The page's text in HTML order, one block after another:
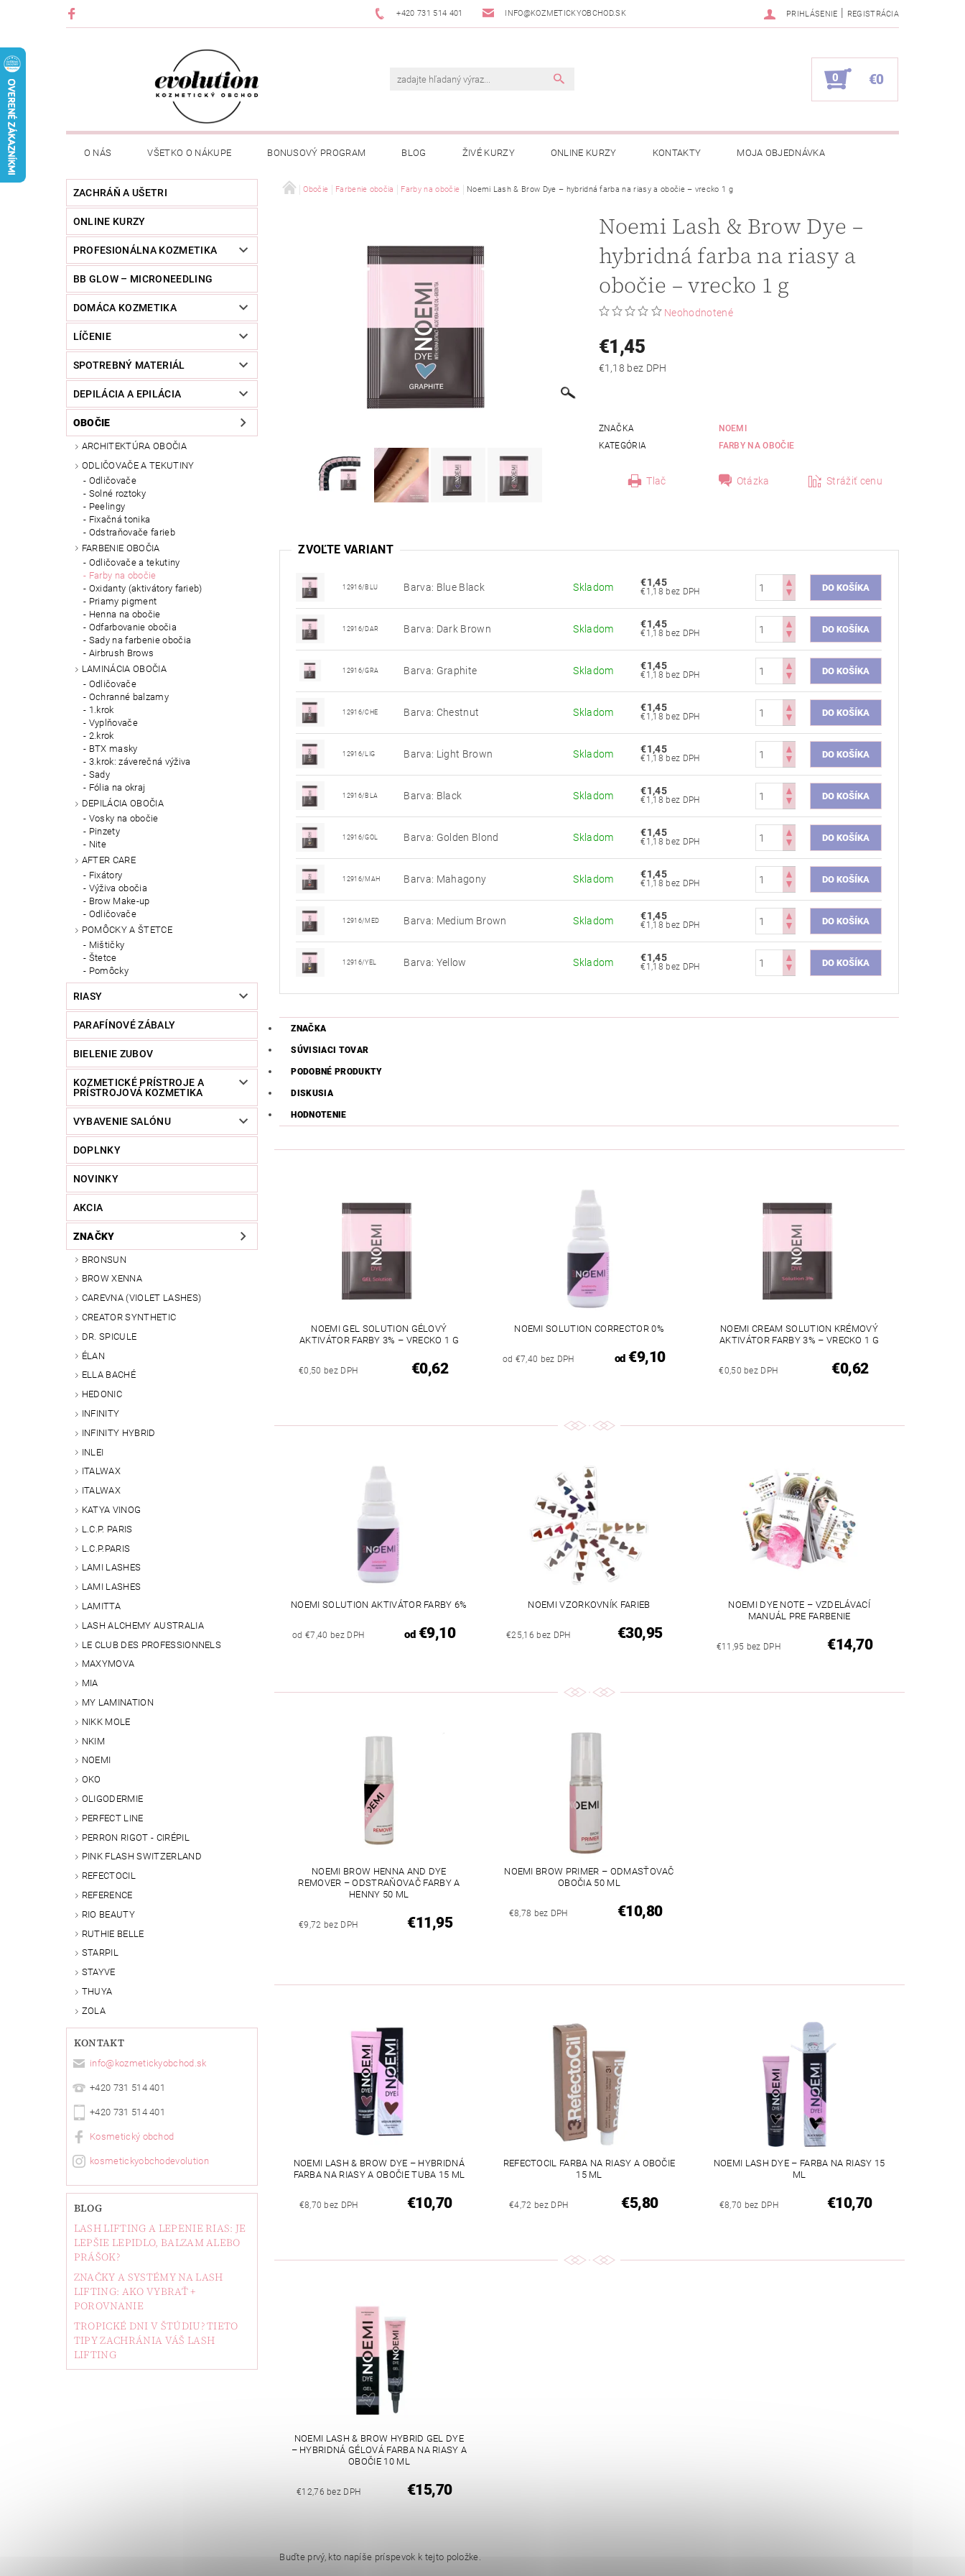
+420 731 514 401 INFO@KOZMETICKYOBCHOD.SK PRIHLÁSENIE | REGISTRÁCIA
0 €0
O NÁS VŠETKO O NÁKUPE BONUSOVÝ PROGRAM BLOG ŽIVÉ KURZY ONLINE KURZY KONTAKTY MOJA OBJEDNÁVKA
ZACHRÁŇ A UŠETRI
ONLINE KURZY
PROFESIONÁLNA KOZMETIKA
BB GLOW – MICRONEEDLING
DOMÁCA KOZMETIKA
LÍČENIE
SPOTREBNÝ MATERIÁL
DEPILÁCIA A EPILÁCIA
OBOČIE
ARCHITEKTÚRA OBOČIA
ODLIČOVAČE A TEKUTINY
Odličovače
Solné roztoky
Peelingy
Fixačná tonika
Odstraňovače farieb
FARBENIE OBOČIA
Odličovače a tekutiny
Farby na obočie
Oxidanty (aktivátory farieb)
Priamy pigment
Henna na obočie
Odfarbovanie obočia
Sady na farbenie obočia
Airbrush Brows
LAMINÁCIA OBOČIA
Odličovače
Ochranné balzamy
1.krok
Vyplňovače
2.krok
BTX masky
3.krok: záverečná výživa
Sady
Fólia na okraj
DEPILÁCIA OBOČIA
Vosky na obočie
Pinzety
Nite
AFTER CARE
Fixátory
Výživa obočia
Brow Make-up
Odličovače
POMÔCKY A ŠTETCE
Mištičky
Štetce
Pomôcky
RIASY
PARAFÍNOVÉ ZÁBALY
BIELENIE ZUBOV
KOZMETICKÉ PRÍSTROJE A
PRÍSTROJOVÁ KOZMETIKA
VYBAVENIE SALÓNU
DOPLNKY
NOVINKY
AKCIA
ZNAČKY
BRONSUN
BROW XENNA
CAREVNA (VIOLET LASHES)
CREATOR SYNTHETIC
DR. SPICULE
ÉLAN
ELLA BACHÉ
HEDONIC
INFINITY
INFINITY HYBRID
INLEI
ITALWAX
ITALWAX
KATYA VINOG
L.C.P. PARIS
L.C.P.PARIS
LAMI LASHES
LAMI LASHES
LAMITTA
LASH ALCHEMY AUSTRALIA
LE CLUB DES PROFESSIONNELS
MAXYMOVA
MIA
MY LAMINATION
NIKK MOLE
NKIM
NOEMI
OKO
OLIGODERMIE
PERFECT LINE
PERRON RIGOT - CIRÉPIL
PINK FLASH SWITZERLAND
REFECTOCIL
REFERENCE
RIO BEAUTY
RUTHIE BELLE
STARPIL
STAYVE
THUYA
ZOLA
KONTAKT
info@ kozmetickyobchod.sk
+420 731 514 401
+420 731 514 401
Kosmetický obchod
kosmetickyobchodevolution
BLOG
LASH LIFTING A LEPENIE RIAS: JE
LEPŠIE LEPIDLO, BALZAM ALEBO
PRÁŠOK?
ZNAČKY A SYSTÉMY NA LASH
LIFTING: AKO VYBRAŤ +
POROVNANIE
TROPICKÉ DNI V ŠTÚDIU? TIETO
TIPY ZACHRÁNIA VÁŠ LASH
LIFTING
Obočie Farbenie obočia Farby na obočie Noemi Lash & Brow Dye – hybridná farba na riasy a obočie – vrecko 1 g
Noemi Lash & Brow Dye –
hybridná farba na riasy a
obočie – vrecko 1 g
Neohodnotené
€1,45
€1,18 bez DPH
ZNAČKA
NOEMI
KATEGÓRIA
FARBY NA OBOČIE
Tlač Otázka Strážiť cenu
ZVOĽTE VARIANT
12916/BLU Barva: Blue Black Skladom €1,45
€1,18 bez DPH
12916/DAR Barva: Dark Brown Skladom €1,45
€1,18 bez DPH
12916/GRA Barva: Graphite Skladom €1,45
€1,18 bez DPH
12916/CHE Barva: Chestnut Skladom €1,45
€1,18 bez DPH
12916/LIG Barva: Light Brown Skladom €1,45
€1,18 bez DPH
12916/BLA Barva: Black Skladom €1,45
€1,18 bez DPH
12916/GOL Barva: Golden Blond Skladom €1,45
€1,18 bez DPH
12916/MAH Barva: Mahagony Skladom €1,45
€1,18 bez DPH
12916/MED Barva: Medium Brown Skladom €1,45
€1,18 bez DPH
12916/YEL Barva: Yellow Skladom €1,45
€1,18 bez DPH
ZNAČKA
SÚVISIACI TOVAR
PODOBNÉ PRODUKTY
DISKUSIA
HODNOTENIE
NOEMI GEL SOLUTION GÉLOVÝ
AKTIVÁTOR FARBY 3% – VRECKO 1 G
€0,50 bez DPH €0,62
NOEMI SOLUTION CORRECTOR 0%
od €7,40 bez DPH od€9,10
NOEMI CREAM SOLUTION KRÉMOVÝ
AKTIVÁTOR FARBY 3% – VRECKO 1 G
€0,50 bez DPH €0,62
NOEMI SOLUTION AKTIVÁTOR FARBY 6%
od €7,40 bez DPH od€9,10
NOEMI VZORKOVNÍK FARIEB
€25,16 bez DPH €30,95
NOEMI DYE NOTE – VZDELÁVACÍ
MANUÁL PRE FARBENIE
€11,95 bez DPH €14,70
NOEMI BROW HENNA AND DYE
REMOVER – ODSTRAŇOVAČ FARBY A
HENNY 50 ML
€9,72 bez DPH €11,95
NOEMI BROW PRIMER – ODMASŤOVAČ
OBOČIA 50 ML
€8,78 bez DPH €10,80
NOEMI LASH & BROW DYE – HYBRIDNÁ
FARBA NA RIASY A OBOČIE TUBA 15 ML
€8,70 bez DPH €10,70
REFECTOCIL FARBA NA RIASY A OBOČIE
15 ML
€4,72 bez DPH €5,80
NOEMI LASH DYE – FARBA NA RIASY 15
ML
€8,70 bez DPH €10,70
NOEMI LASH & BROW HYBRID GEL DYE
– HYBRIDNÁ GÉLOVÁ FARBA NA RIASY A
OBOČIE 10 ML
€12,76 bez DPH €15,70
Buďte prvý, kto napíše príspevok k tejto položke.